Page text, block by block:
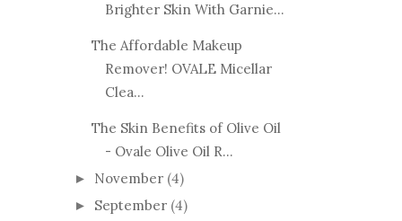
Brighter Skin With Garnie...
The Affordable Makeup
Remover! OVALE Micellar
Clea...
The Skin Benefits of Olive Oil
- Ovale Olive Oil R...
► November (4)
► September (4)